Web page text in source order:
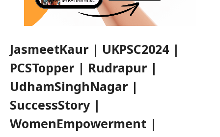
JasmeetKaur | UKPSC2024 |
PCSTopper | Rudrapur |
UdhamSinghNagar |
SuccessStory |
WomenEmpowerment |